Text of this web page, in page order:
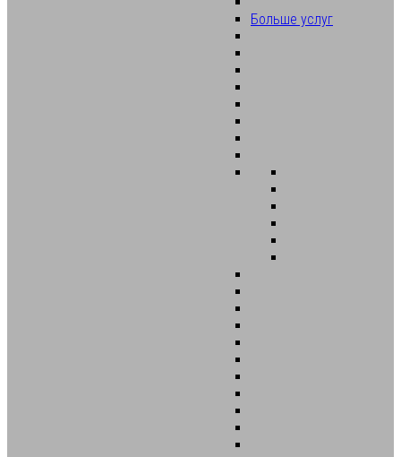
Больше услуг